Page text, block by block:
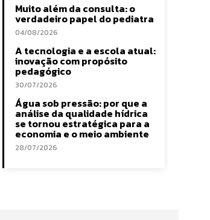
Muito além da consulta: o
verdadeiro papel do pediatra
04/08/2026
A tecnologia e a escola atual:
inovação com propósito
pedagógico
30/07/2026
Água sob pressão: por que a
análise da qualidade hídrica
se tornou estratégica para a
economia e o meio ambiente
28/07/2026